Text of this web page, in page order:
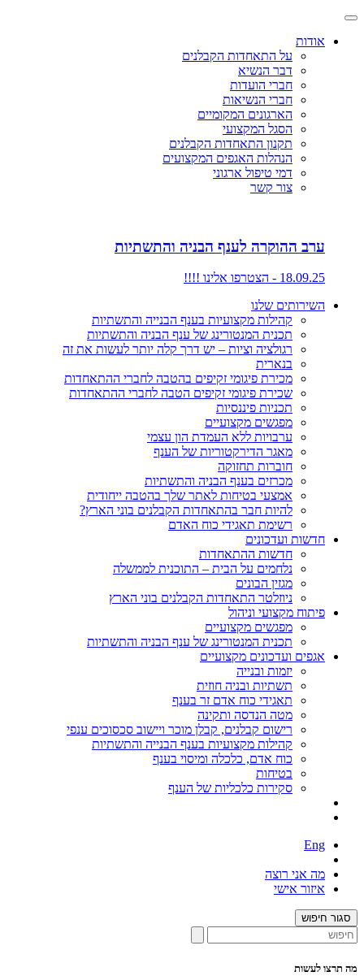
אודות
על התאחדות הקבלנים
דבר הנשיא
חברי הועדות
חברי הנשיאות
הארגונים המקומיים
הסגל המקצועי
תקנון התאחדות הקבלנים
הנהלות האגפים המקצועים
דמי טיפול ארגוני
צור קשר
ערב ההוקרה לענף הבניה והתשתיות
18.09.25 - הצטרפו אלינו !!!!
השירותים שלנו
קהילות מקצועיות בענף הבנייה והתשתיות
תכנית המנטורינג של ענף הבניה והתשתיות
רגולציה וציות – יש דרך קלה יותר לעשות את זה
בנארית
מכירת פיגומי זקיפים בהטבה לחברי ההתאחדות
שכירת פיגומי זקיפים הטבה לחברי ההתאחדות
תכניות פיננסיות
מפגשים מקצועיים
ערבויות ללא העמדת הון עצמי
מאגר הדירקטוריות של הענף
חוברות תחזוקה
מכרזים בענף הבניה והתשתיות
אמצעי בטיחות לאתר שלך בהטבה ייחודית
להיות חבר בהתאחדות הקבלנים בוני הארץ?
רשימת תאגידי כוח האדם
חדשות ועדכונים
חדשות ההתאחדות
נלחמים על הבית – התוכנית לממשלה
מגזין הבונים
ניוזלטר התאחדות הקבלנים בוני הארץ
פיתוח מקצועי וניהול
מפגשים מקצועיים
תכנית המנטורינג של ענף הבניה והתשתיות
אגפים ועדכונים מקצועיים
יזמות ובנייה
תשתיות ובניה חוזית
תאגידי כוח אדם זר בענף
מטה הנדסה ותקינה
רישום קבלנים, קבלן מוכר ויישוב סכסוכים ענפי
קהילות מקצועיות בענף הבנייה והתשתיות
כוח אדם, כלכלה ומיסוי בענף
בטיחות
סקירות כלכליות של הענף
Eng
מה אני רוצה
איזור אישי
סגור חיפוש
מה תרצו לעשות